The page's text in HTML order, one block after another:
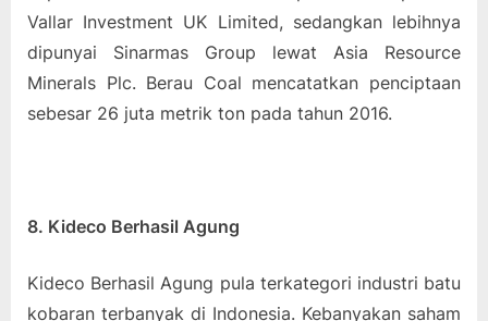
Vallar Investment UK Limited, sedangkan lebihnya
dipunyai Sinarmas Group lewat Asia Resource
Minerals Plc. Berau Coal mencatatkan penciptaan
sebesar 26 juta metrik ton pada tahun 2016.
8. Kideco Berhasil Agung
Kideco Berhasil Agung pula terkategori industri batu
kobaran terbanyak di Indonesia. Kebanyakan saham